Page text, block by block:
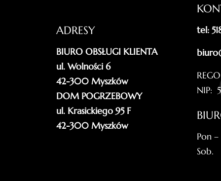
ADRESY
BIURO OBSŁUGI KLIENTA
ul. Wolności 6
42-300 Myszków
DOM POGRZEBOWY
ul. Krasickiego 95 F
42-300 Myszków
tel:
NIP:
Pon